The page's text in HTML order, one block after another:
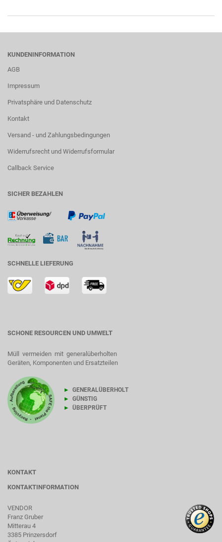
KUNDENINFORMATION
AGB
Impressum
Privatsphäre und Datenschutz
Kontakt
Versand - und Zahlungsbedingungen
Widerrufsrecht und Widerrufsformular
Callback Service
SICHER BEZAHLEN
SCHNELLE LIEFERUNG
SCHONE RESOURCEN UND UMWELT
Müll vermeiden mit generalüberholten
Geräten, Komponenten und Ersatzteilen
► GENERALÜBERHOLT
► GÜNSTIG
► ÜBERPRÜFT
KONTAKT
KONTAKTINFORMATION
VENDOR
Franz Gruber
Mitterau 4
3385 Prinzersdorf